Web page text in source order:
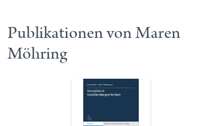
Publikationen von Maren
Möhring